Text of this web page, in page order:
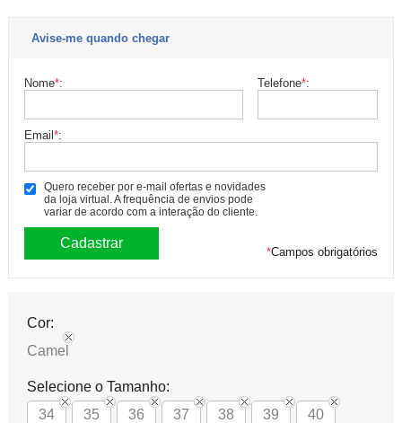
Avise-me quando chegar
Nome*: Telefone*:
Email*:
Quero receber por e-mail ofertas e novidades
da loja virtual. A frequência de envios pode
variar de acordo com a interação do cliente.
*Campos obrigatórios
Cor:
Camel
Selecione o Tamanho:
34
35 36 37 38 39 40